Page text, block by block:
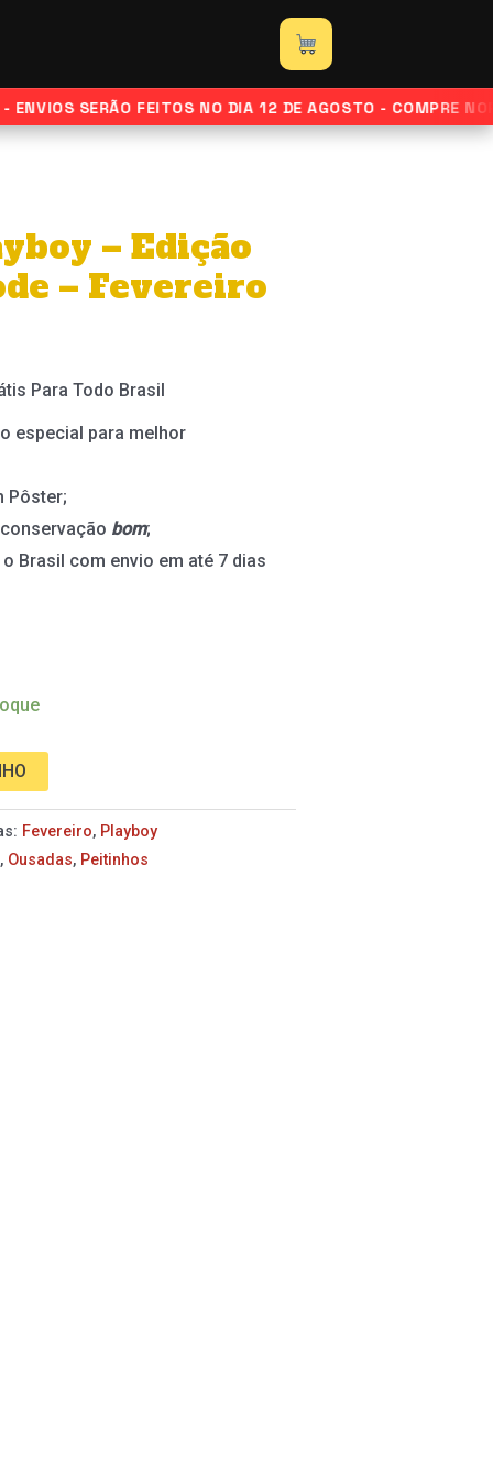
SERÃO FEITOS NO DIA 12 DE AGOSTO - COMPRE
– Edição
– Fevereiro
Para Todo Brasil
especial para melhor
Pôster;
bom;
Brasil com envio em até 7 dias
Fevereiro, Playboy
, Ousadas, Peitinhos
do
Pagode
1999
quantidade